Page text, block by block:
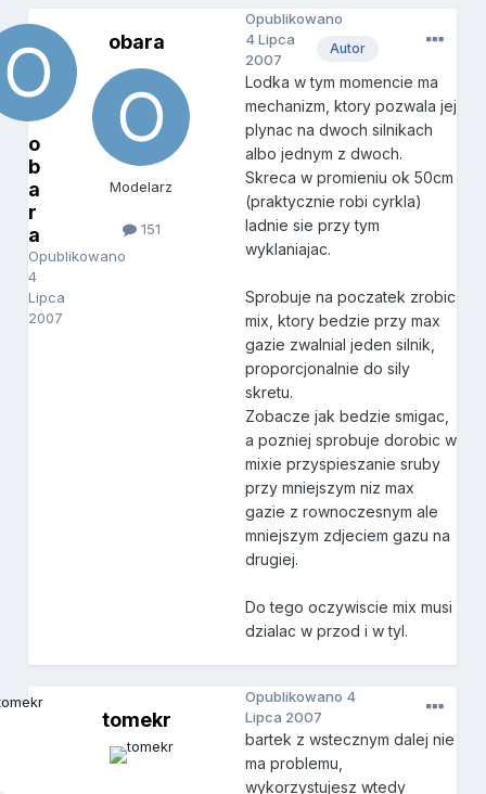
o
b
a
r
a
Opublikowano
4
Lipca
2007
obara
Modelarz
151
Autor
Opublikowano
4 Lipca
2007
Lodka w tym momencie ma
mechanizm, ktory pozwala jej
plynac na dwoch silnikach
albo jednym z dwoch.
Skreca w promieniu ok 50cm
(praktycznie robi cyrkla)
ladnie sie przy tym
wyklaniajac.
Sprobuje na poczatek zrobic
mix, ktory bedzie przy max
gazie zwalnial jeden silnik,
proporcjonalnie do sily
skretu.
Zobacze jak bedzie smigac,
a pozniej sprobuje dorobic w
mixie przyspieszanie sruby
przy mniejszym niz max
gazie z rownoczesnym ale
mniejszym zdjeciem gazu na
drugiej.
Do tego oczywiscie mix musi
dzialac w przod i w tyl.
tomekr
Opublikowano 4
Lipca 2007
bartek z wstecznym dalej nie
ma problemu,
wykorzystujesz wtedy